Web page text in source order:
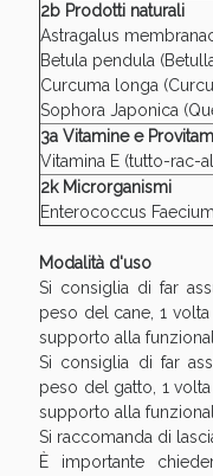
2b Prodotti naturali
Astragalus
Betula pendula
Curcuma longa
Sophora Japonica
3a Vitamine e
Vitamina E (tutto-rac-
2k Microrganismi
Enterococcus
Modalità d'uso
Si consiglia di far
peso del cane, 1
supporto alla
Si consiglia di far
peso del gatto, 1
supporto alla
Si raccomanda di
È importante